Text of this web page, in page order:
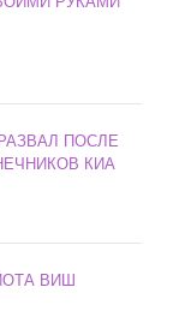
ПОСЛЕ
КИА
ВИШ